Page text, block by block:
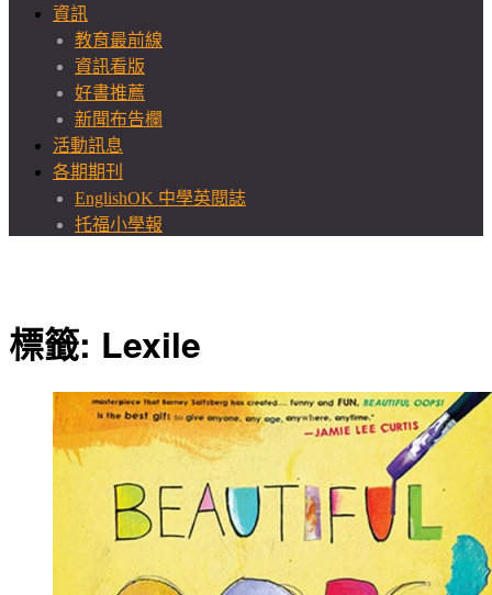
資訊
教育最前線
資訊看版
好書推薦
新聞布告欄
活動訊息
各期期刊
EnglishOK 中學英閱誌
托福小學報
標籤: Lexile